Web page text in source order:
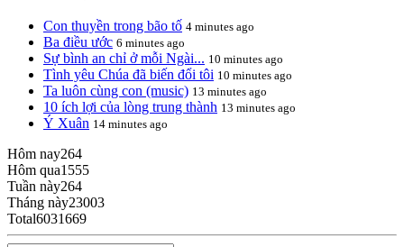
Con thuyền trong bão tố 4 minutes ago
Ba điều ước 6 minutes ago
Sự bình an chỉ ở mỗi Ngài... 10 minutes ago
Tình yêu Chúa đã biến đổi tôi 10 minutes ago
Ta luôn cùng con (music) 13 minutes ago
10 ích lợi của lòng trung thành 13 minutes ago
Ý Xuân 14 minutes ago
Hôm nay264
Hôm qua1555
Tuần này264
Tháng này23003
Total6031669